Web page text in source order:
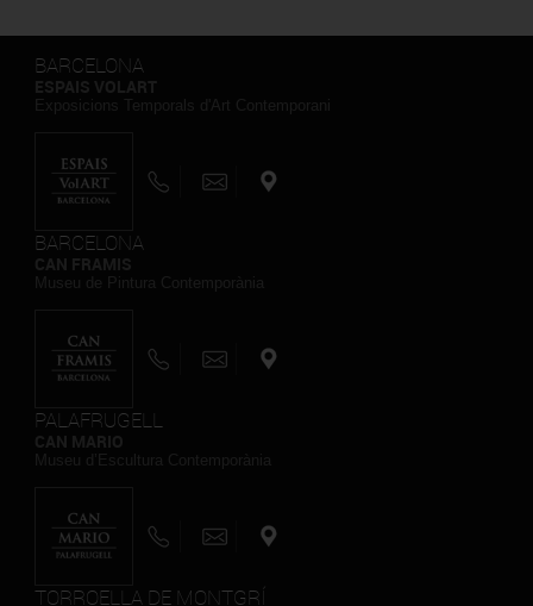
BARCELONA
BARCELONA
PALAFRUGELL
TORROELLA DE MONTGRÍ